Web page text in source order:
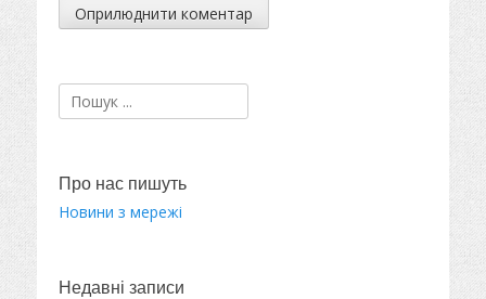
Пошук:
Про нас пишуть
Новини з мережі
Недавні записи